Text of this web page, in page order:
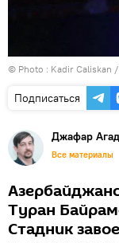
© Photo : Kadir Caliskan
Подписаться
Джафар
Все материалы
Туран
Стадник